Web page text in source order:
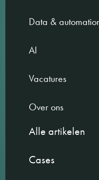
Data &
AI
Vacatures
Over ons
Alle artikelen
Cases